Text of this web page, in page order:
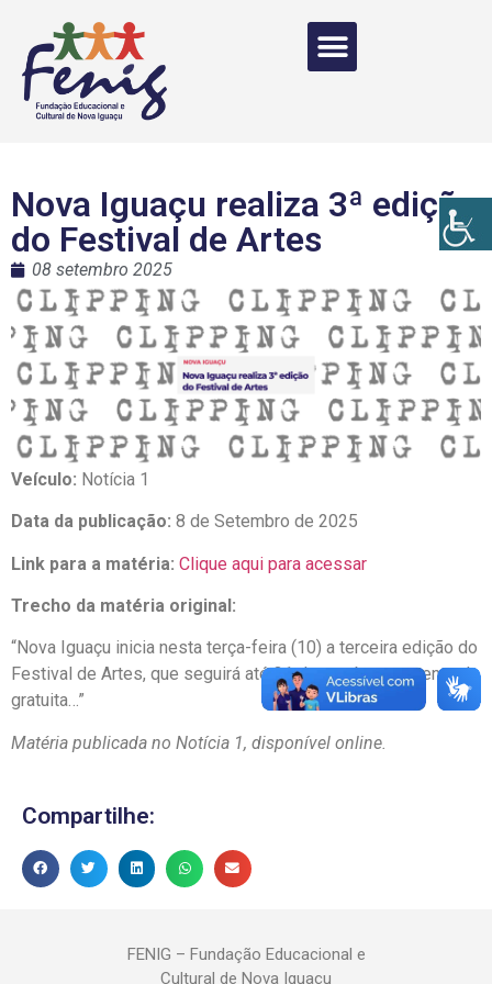
Nova Iguaçu realiza 3ª edição
do Festival de Artes
08 setembro 2025
Veículo: Notícia 1
Data da publicação: 8 de Setembro de 2025
Link para a matéria: Clique aqui para acessar
Trecho da matéria original:
“Nova Iguaçu inicia nesta terça-feira (10) a terceira edição do
Festival de Artes, que seguirá até 31 de outubro com entrada
gratuita…”
Matéria publicada no Notícia 1, disponível online.
Compartilhe:
FENIG – Fundação Educacional e
Cultural de Nova Iguaçu